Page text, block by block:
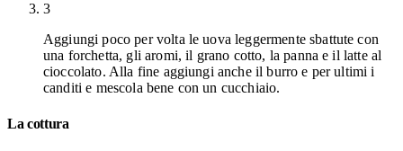
3
Aggiungi poco per volta le uova leggermente sbattute con
una forchetta, gli aromi, il grano cotto, la panna e il latte al
cioccolato. Alla fine aggiungi anche il burro e per ultimi i
canditi e mescola bene con un cucchiaio.
La cottura